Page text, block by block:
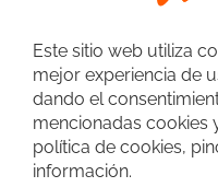
Vinculado a la red de
Empleo. Autorizado por
del Servicio Público de
0026 del 17 de Enero de
Este sitio web utiliza
mejor experiencia de
dando el
mencionadas cookies
política de cookies,
información.